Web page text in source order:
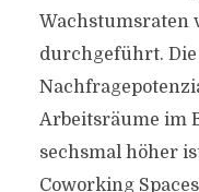
Wachstumsraten
durchgeführt. Die
Arbeitsräume im
sechsmal höher
Coworking